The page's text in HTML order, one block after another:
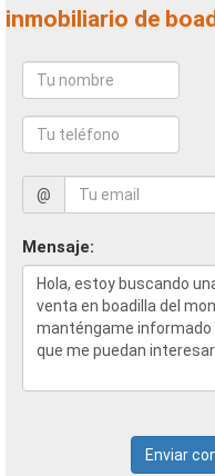
inmobiliario de
@
Mensaje:
Enviar